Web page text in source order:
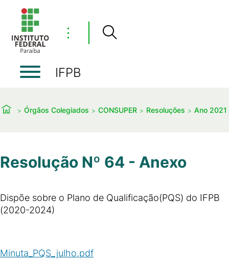
⋮
IFPB
Órgãos Colegiados CONSUPER Resoluções Ano 2021
Resolução Nº 64 - Anexo
Dispõe sobre o Plano de Qualificação(PQS) do IFPB
(2020-2024)
Minuta_PQS_julho.pdf